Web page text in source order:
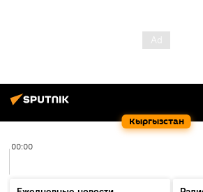
Кыргызстан
00:00